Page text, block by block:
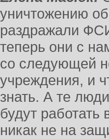
уничтожению
раздражали
теперь они с
со следующей
учреждения, и
знать. А те
будут
никак не на